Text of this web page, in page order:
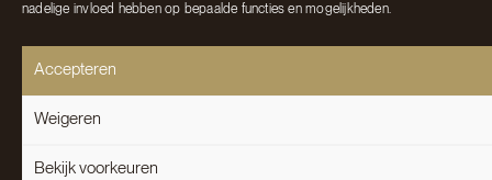
nadelige invloed hebben op bepaalde functies en mogelijkheden.
Accepteren
Weigeren
Bekijk voorkeuren